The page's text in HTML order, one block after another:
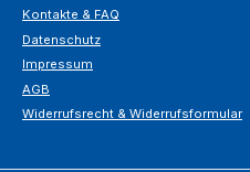
Kontakte & FAQ
Datenschutz
Impressum
AGB
Widerrufsrecht & Widerrufsformular